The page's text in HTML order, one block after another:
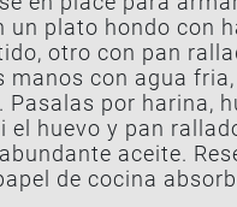
un plato hondo con
otro con pan
manos con agua
Pasalas por harina,
el huevo y pan
aceite.
de cocina